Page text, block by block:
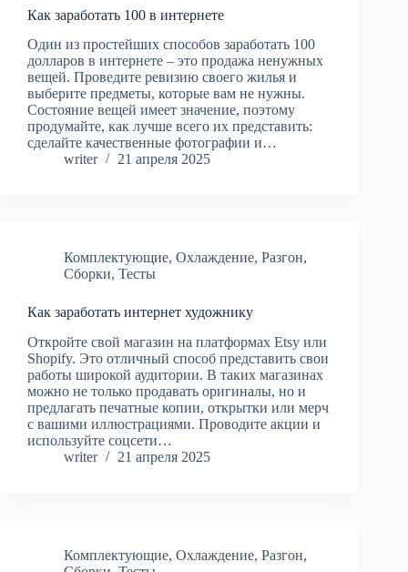
Как заработать 100 в интернете
Один из простейших способов заработать 100
долларов в интернете – это продажа ненужных
вещей. Проведите ревизию своего жилья и
выберите предметы, которые вам не нужны.
Состояние вещей имеет значение, поэтому
продумайте, как лучше всего их представить:
сделайте качественные фотографии и…
writer
21 апреля 2025
Комплектующие, Охлаждение, Разгон,
Сборки, Тесты
Как заработать интернет художнику
Откройте свой магазин на платформах Etsy или
Shopify. Это отличный способ представить свои
работы широкой аудитории. В таких магазинах
можно не только продавать оригиналы, но и
предлагать печатные копии, открытки или мерч
с вашими иллюстрациями. Проводите акции и
используйте соцсети…
writer
21 апреля 2025
Комплектующие, Охлаждение, Разгон,